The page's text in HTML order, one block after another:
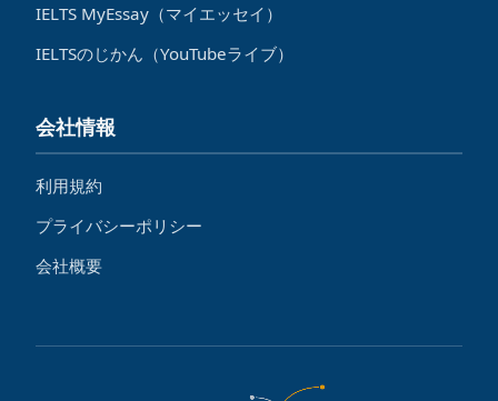
IELTS MyEssay（マイエッセイ）
IELTSのじかん（YouTubeライブ）
会社情報
利用規約
プライバシーポリシー
会社概要